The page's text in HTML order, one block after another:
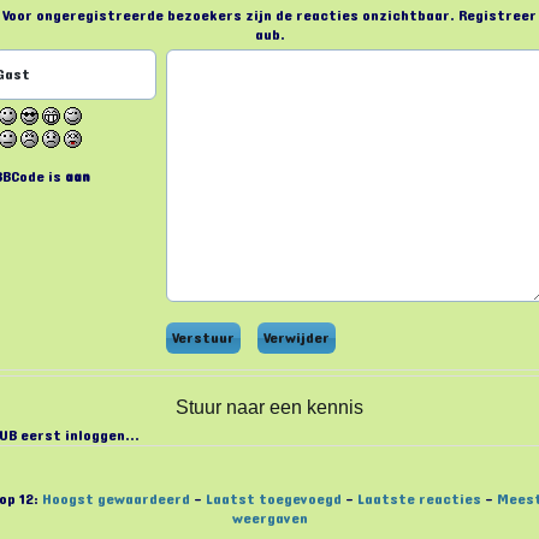
Voor ongeregistreerde bezoekers zijn de reacties onzichtbaar. Registreer
aub.
is aan
Stuur naar een kennis
eerst inloggen...
12: Hoogst gewaardeerd - Laatst toegevoegd - Laatste reacties -
weergaven